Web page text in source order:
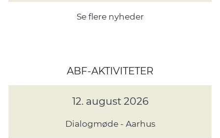
Se flere nyheder
ABF-AKTIVITETER
12. august 2026
Dialogmøde - Aarhus